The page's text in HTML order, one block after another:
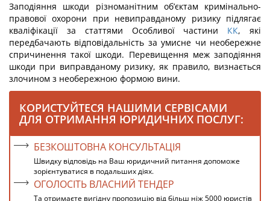
Заподіяння шкоди різноманітним об’єктам кримінально-
правової охорони при невиправданому ризику підлягає
кваліфікації за статтями Особливої частини КК, які
передбачають відповідальність за умисне чи необережне
спричинення такої шкоди. Перевищення меж заподіяння
шкоди при виправданому ризику, як правило, визна­ється
злочином з необережною формою вини.
КОРИСТУЙТЕСЯ НАШИМИ СЕРВІСАМИ
ДЛЯ ОТРИМАННЯ ЮРИДИЧНИХ ПОСЛУГ:
БЕЗКОШТОВНА КОНСУЛЬТАЦІЯ
Швидку відповідь на Ваш юридичний питання допоможе
зорієнтуватися в подальших діях.
ОГОЛОСІТЬ ВЛАСНИЙ ТЕНДЕР
Та отримаєте вигідну пропозицію від більш ніж 5000 юристів